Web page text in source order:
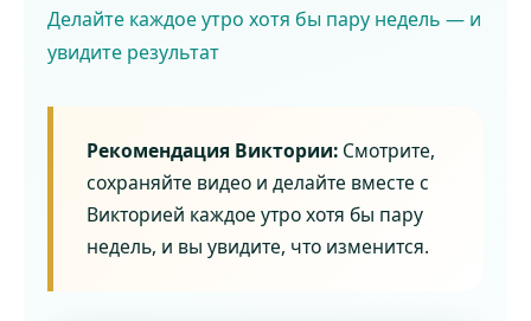
Делайте каждое утро хотя бы пару недель — и
увидите результат
Рекомендация Виктории: Смотрите,
сохраняйте видео и делайте вместе с
Викторией каждое утро хотя бы пару
недель, и вы увидите, что изменится.